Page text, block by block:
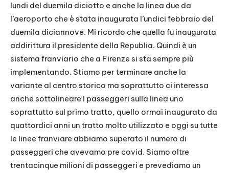
lundi del duemila diciotto e anche la linea due da
l’aeroporto che è stata inaugurata l’undici febbraio del
duemila diciannove. Mi ricordo che quella fu inaugurata
addirittura il presidente della Republia. Quindi è un
sistema franviario che a Firenze si sta sempre più
implementando. Stiamo per terminare anche la
variante al centro storico ma soprattutto ci interessa
anche sottolineare I passeggeri sulla linea uno
soprattutto sul primo tratto, quello ormai inaugurato da
quattordici anni un tratto molto utilizzato e oggi su tutte
le linee franviare abbiamo superato il numero di
passeggeri che avevamo pre covid. Siamo oltre
trentacinque milioni di passeggeri e prevediamo un